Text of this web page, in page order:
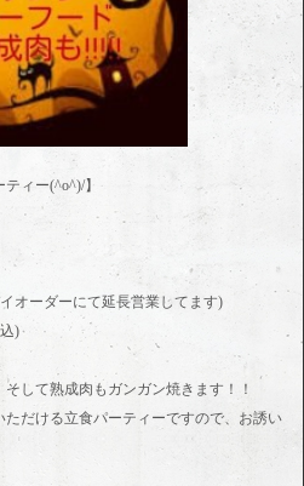
ィー(^o^)/】
オーダーにて延長営業してます)
)
して熟成肉もガンガン焼きます！！
だける立食パーティーですので、お誘い